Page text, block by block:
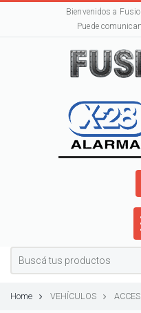
Bienvenidos a
Puede
Home VEHÍCULOS